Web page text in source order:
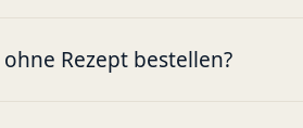
Rezept bestellen?